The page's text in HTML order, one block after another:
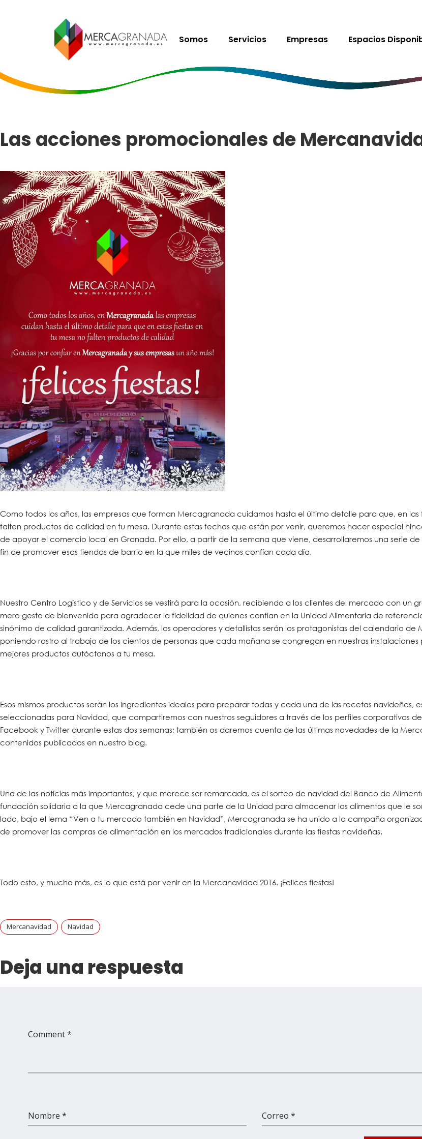
Somos Servicios Empresas Espacios
Las acciones promocionales de
Como todos los años, las empresas que forman Mercagranada cuidamos hasta el último detalle para que, en las
falten productos de calidad en tu mesa. Durante estas fechas que están por venir, queremos hacer especial
de apoyar el comercio local en Granada. Por ello, a partir de la semana que viene, desarrollaremos una serie
fin de promover esas tiendas de barrio en la que miles de vecinos confían cada día.
Nuestro Centro Logístico y de Servicios se vestirá para la ocasión, recibiendo a los clientes del mercado con un
mero gesto de bienvenida para agradecer la fidelidad de quienes confían en la Unidad Alimentaria de
sinónimo de calidad garantizada. Además, los operadores y detallistas serán los protagonistas del calendario de
poniendo rostro al trabajo de los cientos de personas que cada mañana se congregan en nuestras
mejores productos autóctonos a tu mesa.
Esos mismos productos serán los ingredientes ideales para preparar todas y cada una de las recetas navideñas,
seleccionadas para Navidad, que compartiremos con nuestros seguidores a través de los perfiles corporativas
Facebook y Twitter durante estas dos semanas; también os daremos cuenta de las últimas novedades de la
contenidos publicados en nuestro blog.
Una de las noticias más importantes, y que merece ser remarcada, es el sorteo de navidad del Banco de
fundación solidaria a la que Mercagranada cede una parte de la Unidad para almacenar los alimentos que le
lado, bajo el lema “Ven a tu mercado también en Navidad”, Mercagranada se ha unido a la campaña
de promover las compras de alimentación en los mercados tradicionales durante las fiestas navideñas.
Todo esto, y mucho más, es lo que está por venir en la Mercanavidad 2016. ¡Felices fiestas!
Mercanavidad Navidad
Deja una respuesta
Comment *
Nombre * Correo *